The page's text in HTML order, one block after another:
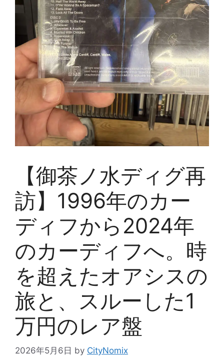
【御茶ノ水ディグ再
訪】1996年のカー
ディフから2024年
のカーディフへ。時
を超えたオアシスの
旅と、スルーした1
万円のレア盤
2026年5月6日 by CityNomix